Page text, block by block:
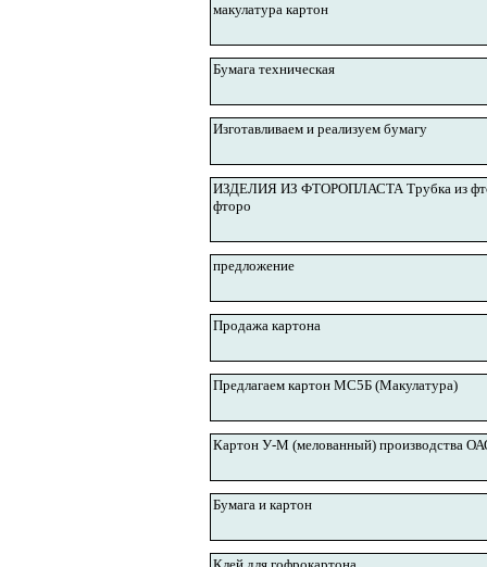
макулатура картон
Бумага техническая
Изготавливаем и реализуем бумагу
ИЗДЕЛИЯ ИЗ ФТОРОПЛАСТА Трубка из
фторо
предложение
Продажа картона
Предлагаем картон МС5Б (Макулатура)
Картон У-М (мелованный) производства
Бумага и картон